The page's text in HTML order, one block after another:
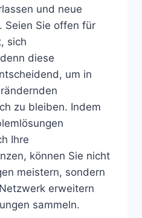
und neue
Seien Sie offen für
sich
diese
um in
zu bleiben. Indem
Ihre
können Sie nicht
meistern, sondern
erweitern
sammeln.